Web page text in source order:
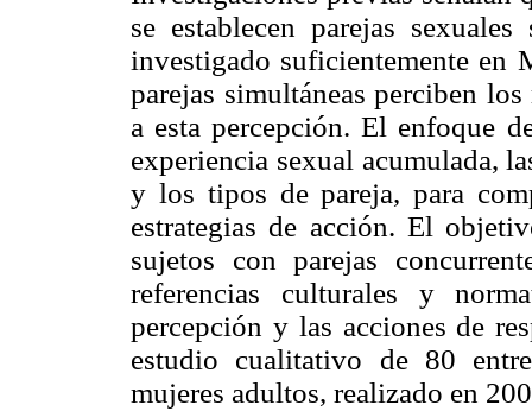
se establecen parejas
investigado suficientemente en
parejas simultáneas perciben
a esta percepción. El enfoque
experiencia sexual acumulada,
y los tipos de pareja, para
estrategias de acción. El
sujetos con parejas
referencias culturales y
percepción y las acciones de
estudio cualitativo de 80
mujeres adultos, realizado en